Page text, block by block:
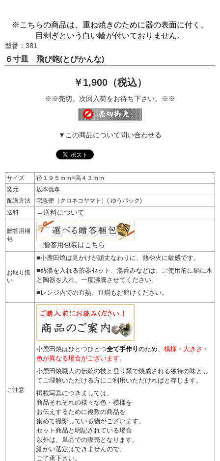
※こちらの商品は、重ね焼きのために器の表面に付く、
目剥ぎという白い輪が付いておりません。
型番：381
６寸皿 飛び鉋(とびかんな)
￥1,900（税込）
※※売切。次回入荷をお待ち下さい。※※
▼この商品について問い合わせる
サイズ
径１９５ｍｍ×高４３ｍｍ
窯元
坂本義孝
配送方法
宅急便（クロネコヤマト）( ゆうパック)
送料
→送料について
贈答用梱
包
→贈答用包装はこちら
お取り扱
い
■小鹿田焼は見かけが頑丈なわりに、熱や火に敏感です。
■熱湯を入れる茶器セット、湯呑みなどは、ご使用前に鍋に水
と陶器を入れ、一度沸騰させてください。
■レンジ内での直熱、直燗もお避けください。
ご注意
小鹿田焼はひとつひとつ全て手作りのため
模様・大きさ・
色が異なる場合がございます。
小鹿田焼職人の伝統の技と登り窯で焼成される独特の味とし
てご理解いただける方にご利用いただければと存じます。
掲載写真につきましては、
商品それぞれの様々な色・模様を
お伝えするために複数の商品を
集めて撮影している物がございます。
セット商品と明記されている場合
以外は、単品での販売となります。
細かい選定はできませんので
ご了承下さい。